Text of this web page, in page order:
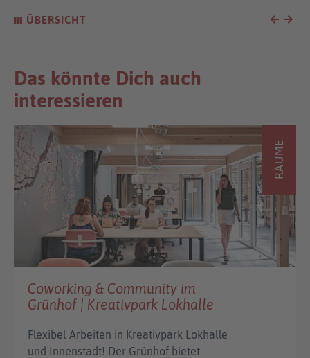
ÜBERSICHT
Das könnte Dich auch
interessieren
RÄUME
Coworking & Community im
Grünhof | Kreativpark Lokhalle
Flexibel Arbeiten in Kreativpark Lokhalle
und Innenstadt! Der Grünhof bietet